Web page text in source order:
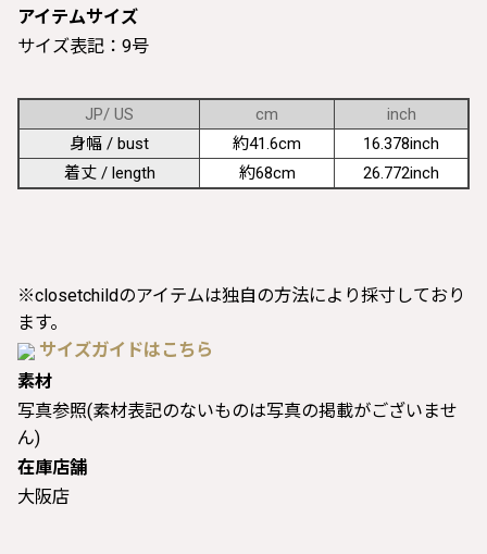
アイテムサイズ
サイズ表記：9号
JP/ US cm
inch
身幅 / bust
約41.6cm
16.378inch
着丈 / length
約68cm 26.772inch
※closetchildのアイテムは独自の方法により採寸しており
ます。
サイズガイドはこちら
素材
写真参照(素材表記のないものは写真の掲載がございませ
ん)
在庫店舗
大阪店